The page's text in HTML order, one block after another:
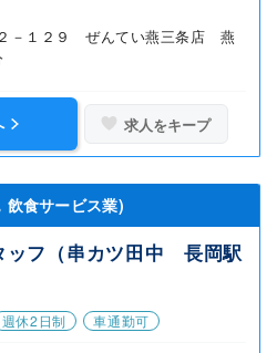
－１２９ ぜんてい燕三条店 燕
求人をキープ
食サービス業)
ッフ（串カツ田中 長岡駅
週休2日制 車通勤可